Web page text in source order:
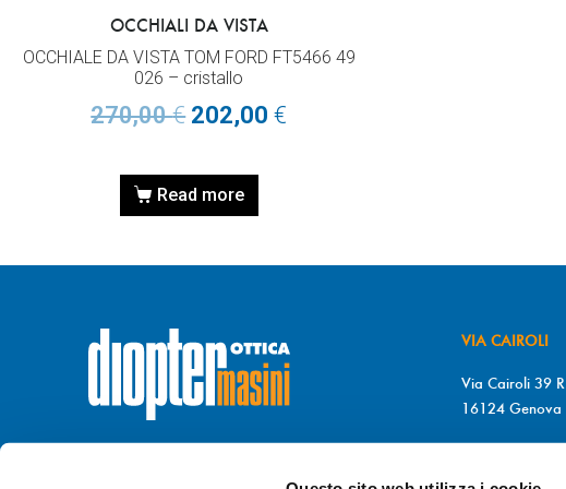
OCCHIALI DA VISTA
OCCHIALE DA VISTA TOM FORD FT5466 49
026 – cristallo
270,00€ 202,00€
Read more
VIA CAIROLI
Via Cairoli 39 R
16124 Genova